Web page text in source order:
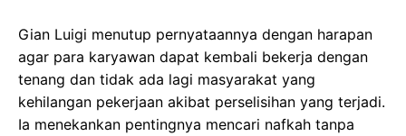
Gian Luigi menutup pernyataannya dengan harapan
agar para karyawan dapat kembali bekerja dengan
tenang dan tidak ada lagi masyarakat yang
kehilangan pekerjaan akibat perselisihan yang terjadi.
Ia menekankan pentingnya mencari nafkah tanpa